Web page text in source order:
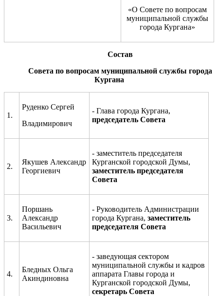
«О Совете по вопросам
муниципальной службы
города Кургана»
Состав
Совета повопросам муниципальной службы города
Кургана
1.
Руденко Сергей
Владимирович
- Глава города Кургана,
председатель Совета
2.
Якушев Александр
Георгиевич
- заместитель председателя
Курганской городской Думы,
заместитель председателя
Совета
3.
Поршань
Александр
Васильевич
- Руководитель Администрации
города Кургана, заместитель
председателя Совета
4.
Бледных Ольга
Акиндиновна
- заведующая сектором
муниципальной службы и кадров
аппарата Главы города и
Курганской городской Думы,
секретарь Совета